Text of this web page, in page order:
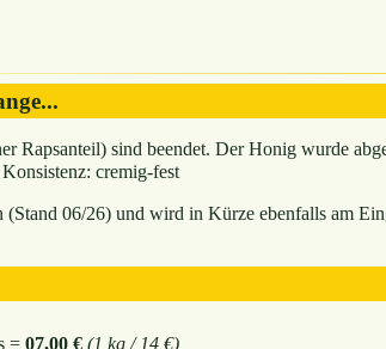
Rapsanteil) sind beendet. Der Honig wurde
cremig-fest
06/26) und wird in Kürze ebenfalls am
= 07,00 € (1 kg / 14 €)